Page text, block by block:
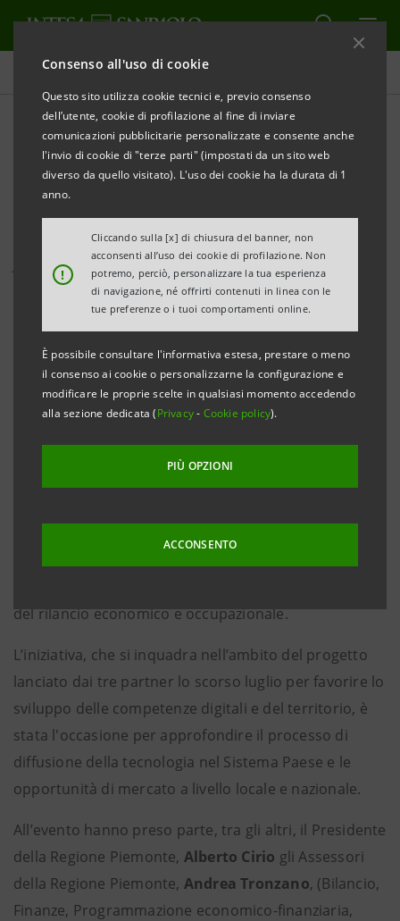
Consenso all'uso di cookie
Questo sito utilizza cookie tecnici e, previo consenso
dell’utente, cookie di profilazione al fine di inviare
comunicazioni pubblicitarie personalizzate e consente anche
l'invio di cookie di "terze parti" (impostati da un sito web
diverso da quello visitato). L'uso dei cookie ha la durata di 1
anno.
!
Cliccando sulla [x] di chiusura del banner, non
acconsenti all’uso dei cookie di profilazione. Non
potremo, perciò, personalizzare la tua esperienza
di navigazione, né offrirti contenuti in linea con le
tue preferenze o i tuoi comportamenti online.
È possibile consultare l'informativa estesa, prestare o meno
il consenso ai cookie o personalizzarne la configurazione e
modificare le proprie scelte in qualsiasi momento accedendo
alla sezione dedicata (Privacy- Cookie policy).
PIÙ OPZIONI
ACCONSENTO
Comunicati stampa
STAMPA AGGIORNA
Al via il primo Opening Future Day
Dalle infrastrutture alle skill digitali, le nuove leve
opportunità economiche e dinamiche occupazionali
favorite dall'innovazione digitale
Secondo una ricerca svolta dall’Università di Torino la
digitalizzazione del tessuto produttivo regionale dovuta ai
nuovi Data Center (DC) vale circa 1,7 miliardi di euro e si
stima la creazione di 30.000 nuovi posti di lavoro
– Si è tenuto oggi, presso OGR
del rilancio economico e occupazionale.
L’iniziativa, che si inquadra nell’ambito del progetto
lanciato dai tre partner lo scorso luglio per favorire lo
sviluppo delle competenze digitali e del territorio, è
stata l'occasione per approfondire il processo di
diffusione della tecnologia nel Sistema Paese e le
opportunità di mercato a livello locale e nazionale.
All’evento hanno preso parte, tra gli altri, il Presidente
della Regione Piemonte, Alberto Cirio gli Assessori
della Regione Piemonte, Andrea Tronzano, (Bilancio,
Finanze, Programmazione economico-finanziaria,